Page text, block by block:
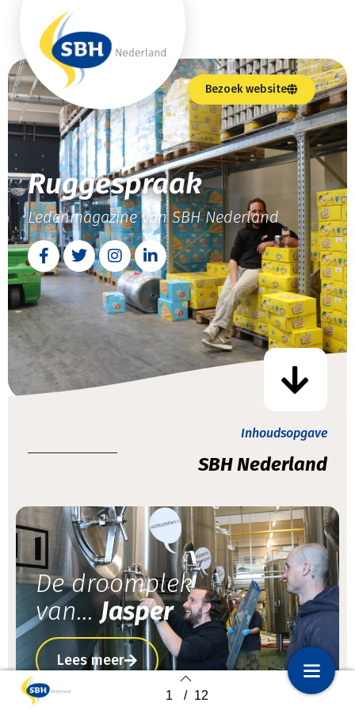
1 / 12
Bezoek website
Ruggespraak
Ledenmagazine van SBH Nederland
Inhoudsopgave
SBH Nederland
De droomplek
van...Jasper
Lees meer